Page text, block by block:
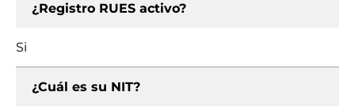
¿Registro RUES activo?
Si
¿Cuál es su NIT?